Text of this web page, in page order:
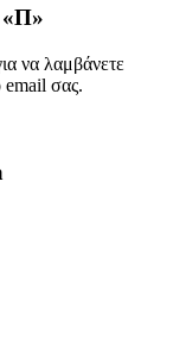
«Π»
να λαμβάνετε
email σας.